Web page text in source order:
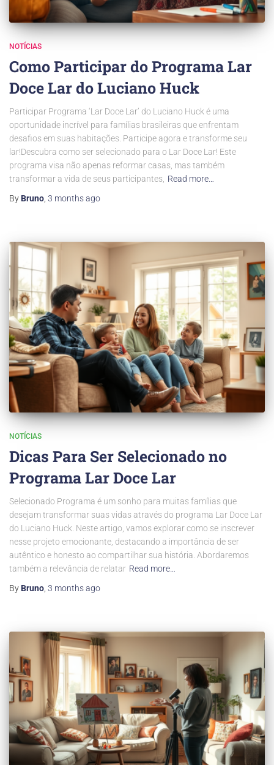
NOTÍCIAS
Como Participar do Programa Lar
Doce Lar do Luciano Huck
Participar Programa ‘Lar Doce Lar’ do Luciano Huck é uma
oportunidade incrível para famílias brasileiras que enfrentam
desafios em suas habitações. Participe agora e transforme seu
lar!Descubra como ser selecionado para o Lar Doce Lar! Este
programa visa não apenas reformar casas, mas também
transformar a vida de seus participantes, Read more…
By Bruno, 3 monthsago
NOTÍCIAS
Dicas Para Ser Selecionado no
Programa Lar Doce Lar
Selecionado Programa é um sonho para muitas famílias que
desejam transformar suas vidas através do programa Lar Doce Lar
do Luciano Huck. Neste artigo, vamos explorar como se inscrever
nesse projeto emocionante, destacando a importância de ser
autêntico e honesto ao compartilhar sua história. Abordaremos
também a relevância de relatar Read more…
By Bruno 3 monthsago